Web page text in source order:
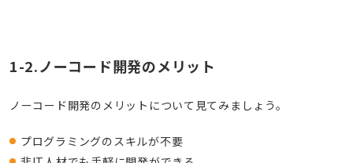
1-2.ノーコード開発のメリット
ノーコード開発のメリットについて見てみましょう。
プログラミングのスキルが不要